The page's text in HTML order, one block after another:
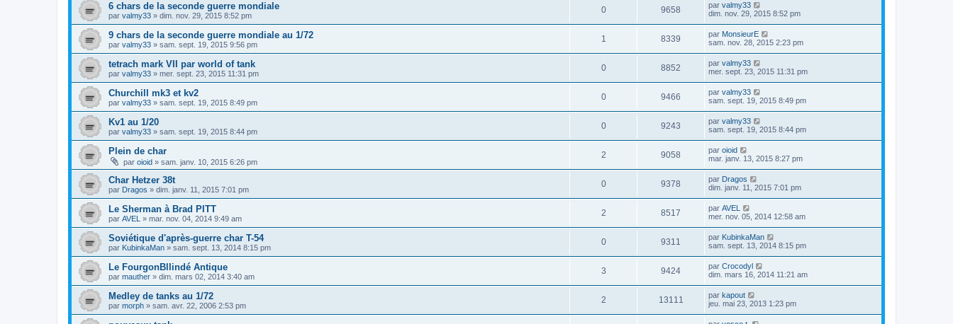
6 chars de la seconde guerre mondiale
par valmy33 » dim. nov. 29, 2015 8:52 pm
0 9658 par valmy33
dim. nov. 29, 2015 8:52 pm
9 chars de la seconde guerre mondiale au 1/72
par valmy33 » sam. sept. 19, 2015 9:56 pm
1 8339 par MonsieurE
sam. nov. 28, 2015 2:23 pm
tetrach mark VII par world of tank
par valmy33 » mer. sept. 23, 2015 11:31 pm
0 8852 par valmy33
mer. sept. 23, 2015 11:31 pm
Churchill mk3 et kv2
par valmy33 » sam. sept. 19, 2015 8:49 pm
0 9466 par valmy33
sam. sept. 19, 2015 8:49 pm
Kv1 au 1/20
par valmy33 » sam. sept. 19, 2015 8:44 pm
0 9243 par valmy33
sam. sept. 19, 2015 8:44 pm
Plein de char
par oioid » sam. janv. 10, 2015 6:26 pm
2 9058 par oioid
mar. janv. 13, 2015 8:27 pm
Char Hetzer 38t
par Dragos » dim. janv. 11, 2015 7:01 pm
0 9378 par Dragos
dim. janv. 11, 2015 7:01 pm
Le Sherman à Brad PITT
par AVEL » mar. nov. 04, 2014 9:49 am
2 8517 par AVEL
mer. nov. 05, 2014 12:58 am
Soviétique d'après-guerre char T-54
par KubinkaMan » sam. sept. 13, 2014 8:15 pm
0 9311 par KubinkaMan
sam. sept. 13, 2014 8:15 pm
Le FourgonBllindé Antique
par mauther » dim. mars 02, 2014 3:40 am
3 9424 par Crocodyl
dim. mars 16, 2014 11:21 am
Medley de tanks au 1/72
par morph » sam. avr. 22, 2006 2:53 pm
2 13111 par kapout
jeu. mai 23, 2013 1:23 pm